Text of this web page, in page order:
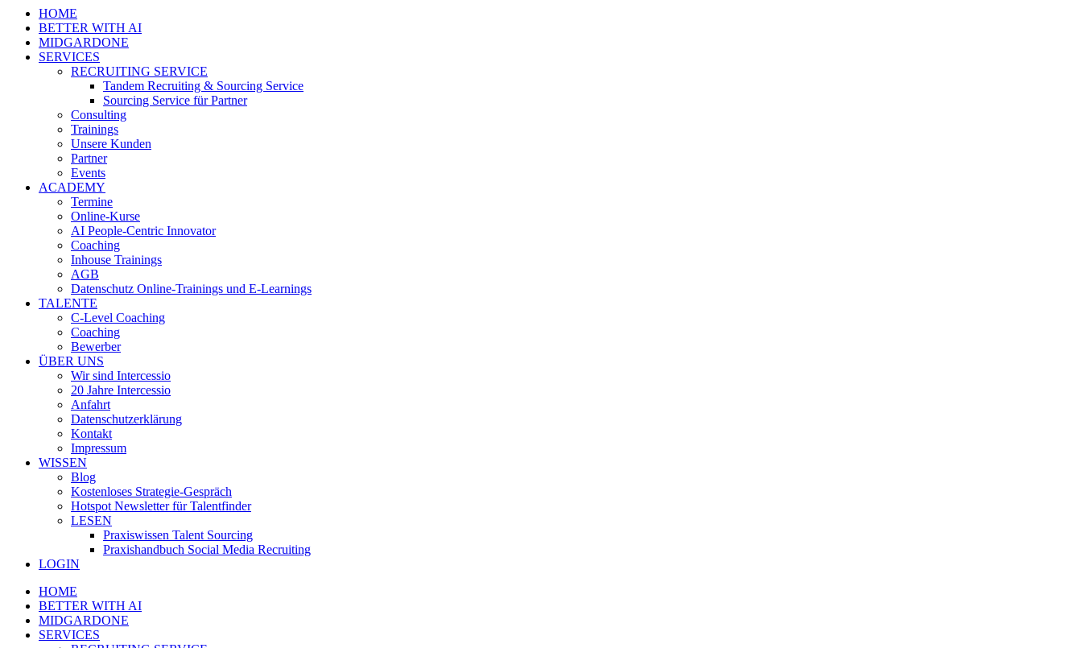
HOME
BETTER WITH AI
MIDGARDONE
SERVICES
RECRUITING SERVICE
Tandem Recruiting & Sourcing Service
Sourcing Service für Partner
Consulting
Trainings
Unsere Kunden
Partner
Events
ACADEMY
Termine
Online-Kurse
AI People-Centric Innovator
Coaching
Inhouse Trainings
AGB
Datenschutz Online-Trainings und E-Learnings
TALENTE
C-Level Coaching
Coaching
Bewerber
ÜBER UNS
Wir sind Intercessio
20 Jahre Intercessio
Anfahrt
Datenschutzerklärung
Kontakt
Impressum
WISSEN
Blog
Kostenloses Strategie-Gespräch
Hotspot Newsletter für Talentfinder
LESEN
Praxiswissen Talent Sourcing
Praxishandbuch Social Media Recruiting
LOGIN
HOME
BETTER WITH AI
MIDGARDONE
SERVICES